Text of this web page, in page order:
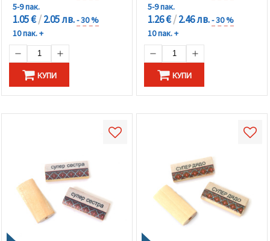
5-9 пак.
1.05 €/2.05 лв.- 30 %
10 пак. +
КУПИ
5-9 пак.
1.26 €/2.46 лв.- 30 %
10 пак. +
КУПИ